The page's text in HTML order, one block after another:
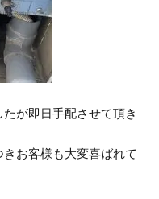
が即日手配させて頂き
お客様も大変喜ばれて